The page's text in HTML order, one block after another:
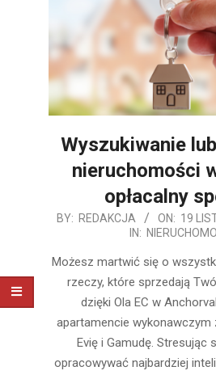
Wyszukiwanie
nieruchomości
opłacalny
2019-
19
BY: REDAKCJA ON: 19
IN:
Możesz martwić się o
rzeczy, które sprzedają
dzięki Ola EC w
apartamencie wykonawczym
Evię i Gamudę. Stresując
opracowywać najbardziej